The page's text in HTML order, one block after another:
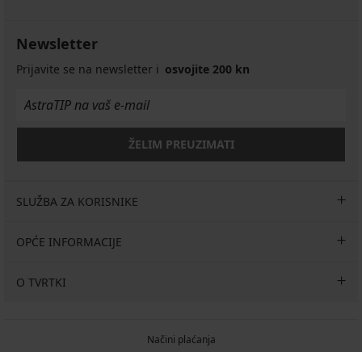
Newsletter
Prijavite se na newsletter i osvojite 200 kn
ŽELIM PREUZIMATI
SLUŽBA ZA KORISNIKE
OPĆE INFORMACIJE
O TVRTKI
Načini plaćanja